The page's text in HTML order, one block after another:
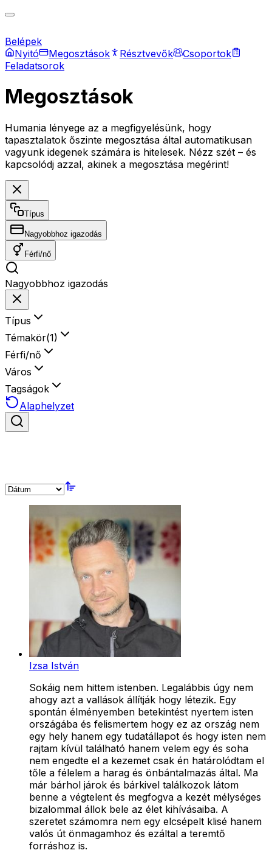
Belépek
Nyitó
Megosztások Résztvevők
Csoportok
Feladatsorok
Megosztások
Humania lényege az a megfigyelésünk, hogy
tapasztalatok őszinte megosztása által automatikusan
vagyunk idegenek számára is hitelesek. Nézz szét – és
kapcsolódj azzal, akinek a megosztása megérint!
Típus
Nagyobbhoz igazodás
Férfi/nő
Nagyobbhoz igazodás
Típus
Témakör(1)
Férfi/nő
Város
Tagságok
Alaphelyzet
Izsa István
Sokáig nem hittem istenben. Legalábbis úgy nem
ahogy azt a vallások állítják hogy létezik. Egy
spontán élményemben betekintést nyertem isten
országába és felismertem hogy ez az ország nem
egy hely hanem egy tudatállapot és hogy isten nem
rajtam kívül található hanem velem egy és soha
nem engedte el a kezemet csak én határolódtam el
tőle a félelem a harag és önbántalmazás által. Ma
már bárhol járok és bárkivel találkozok látom
benne a végtelent és megfogva a kezét mélységes
bizalommal állok bele az élet kihívásaiba. A
szeretet számomra nem egy elcsépelt klisé hanem
valós út önmagamhoz és ezáltal a teremtő
forráshoz is.